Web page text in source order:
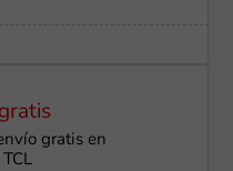
gratis en